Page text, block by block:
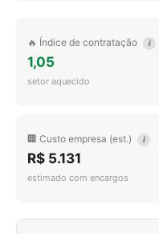
🔥 Índice de contratação i
1,05
setor aquecido
🏢 Custo empresa (est.) i
R$ 5.131
estimado com encargos